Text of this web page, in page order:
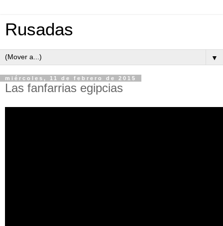
Rusadas
▼
miércoles, 11 de febrero de 2015
Las fanfarrias egipcias